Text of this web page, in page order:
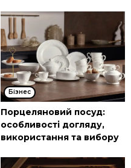
Бізнес
Порцеляновий посуд:
особливості догляду,
використання та вибору